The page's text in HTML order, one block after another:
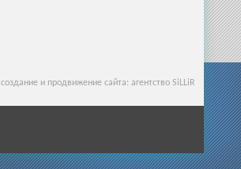
создание и продвижение сайта: агентство SiLLiR